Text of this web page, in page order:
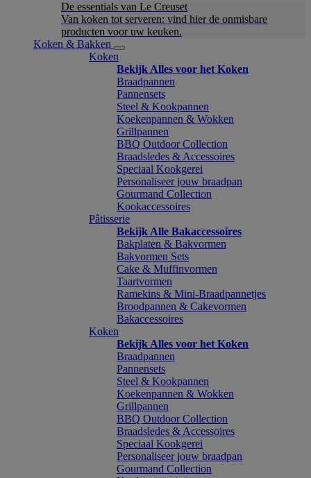
De essentials van Le Creuset
Van koken tot serveren: vind hier de onmisbare
producten voor uw keuken.
Koken & Bakken
Koken
Bekijk Alles voor het Koken
Braadpannen
Pannensets
Steel & Kookpannen
Koekenpannen & Wokken
Grillpannen
BBQ Outdoor Collection
Braadsledes & Accessoires
Speciaal Kookgerei
Personaliseer jouw braadpan
Gourmand Collection
Kookaccessoires
Pâtisserie
Bekijk Alle Bakaccessoires
Bakplaten & Bakvormen
Bakvormen Sets
Cake & Muffinvormen
Taartvormen
Ramekins & Mini-Braadpannetjes
Broodpannen & Cakevormen
Bakaccessoires
Koken
Bekijk Alles voor het Koken
Braadpannen
Pannensets
Steel & Kookpannen
Koekenpannen & Wokken
Grillpannen
BBQ Outdoor Collection
Braadsledes & Accessoires
Speciaal Kookgerei
Personaliseer jouw braadpan
Gourmand Collection